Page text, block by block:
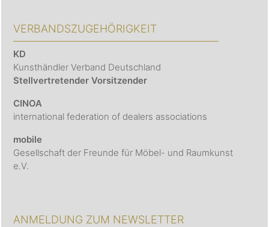
VERBANDSZUGEHÖRIGKEIT
KD
Kunsthändler Verband Deutschland
Stellvertretender Vorsitzender
CINOA
international federation of dealers associations
mobile
Gesellschaft der Freunde für Möbel- und Raumkunst
e.V.
ANMELDUNG ZUM NEWSLETTER